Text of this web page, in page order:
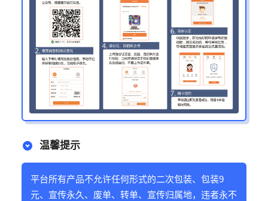
温馨提示
平台所有产品不允许任何形式的二次包装、包装9
元、宣传永久、废单、转单、宣传归属地，违者永不